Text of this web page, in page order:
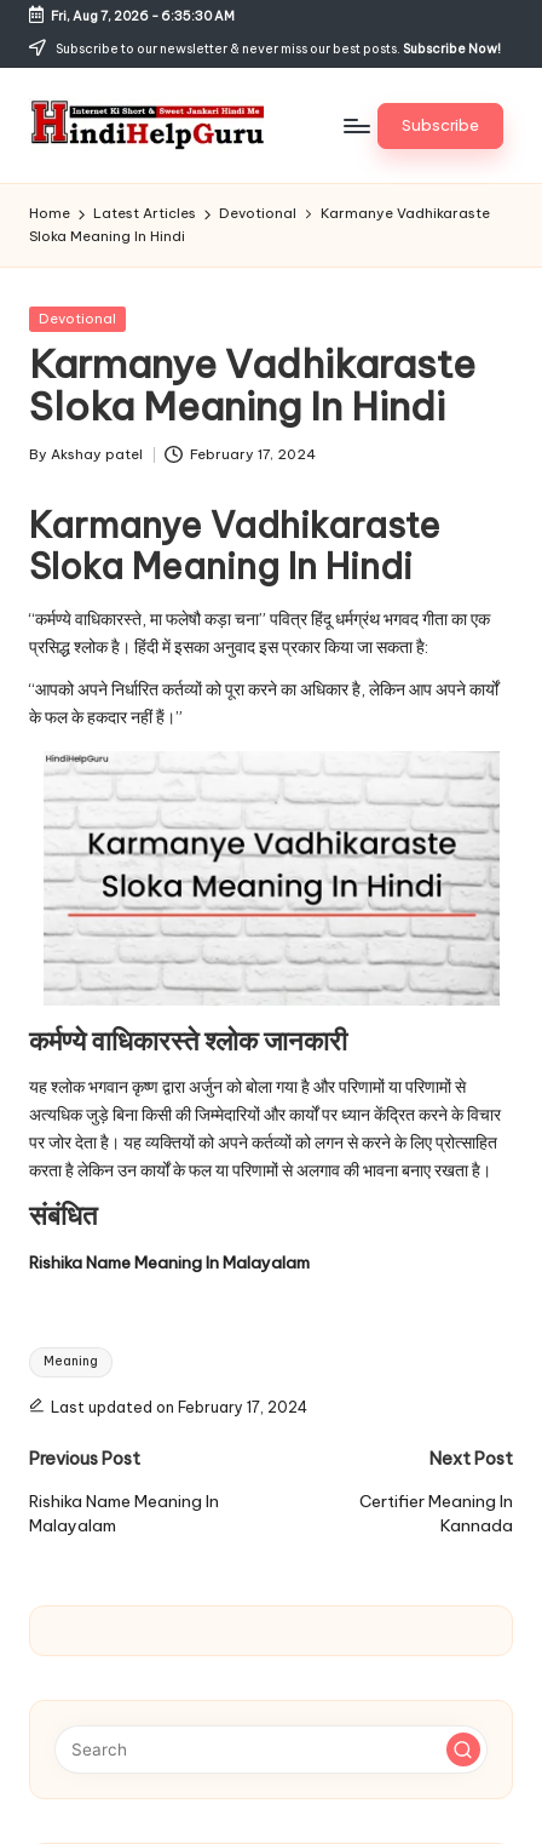
Skip
content
Fri, Aug 7, 2026- 6:35:31 AM
Subscribe to our newsletter & never miss our best posts. Subscribe Now!
H
in
di
H
el
p
G
u
r
u.
c
o
m
Jankari
Hindi
me
Subscribe
Home Latest Articles Devotional
Karmanye Vadhikaraste
Sloka Meaning In Hindi
Posted
Devotional
Karmanye Vadhikaraste
Sloka Meaning In Hindi
Posted
By Akshay patel February 17, 2024
Karmanye Vadhikaraste
Sloka Meaning In Hindi
“कर्मण्ये वाधिकारस्ते, मा फलेषौ कड़ा चना” पवित्र हिंदू धर्मग्रंथ भगवद गीता का एक
प्रसिद्ध श्लोक है। हिंदी में इसका अनुवाद इस प्रकार किया जा सकता है:
“आपको अपने निर्धारित कर्तव्यों को पूरा करने का अधिकार है, लेकिन आप अपने कार्यों
के फल के हकदार नहीं हैं।”
कर्मण्ये वाधिकारस्ते श्लोक जानकारी
यह श्लोक भगवान कृष्ण द्वारा अर्जुन को बोला गया है और परिणामों या परिणामों से
अत्यधिक जुड़े बिना किसी की जिम्मेदारियों और कार्यों पर ध्यान केंद्रित करने के विचार
पर जोर देता है। यह व्यक्तियों को अपने कर्तव्यों को लगन से करने के लिए प्रोत्साहित
करता है लेकिन उन कार्यों के फल या परिणामों से अलगाव की भावना बनाए रखता है।
संबंधित
Rishika Name Meaning In Malayalam
Tags:
Meaning
Last updated on February 17, 2024
Post
navigation
Previous Post
Rishika Name Meaning In
Malayalam
Next Post
Certifier Meaning In
Kannada